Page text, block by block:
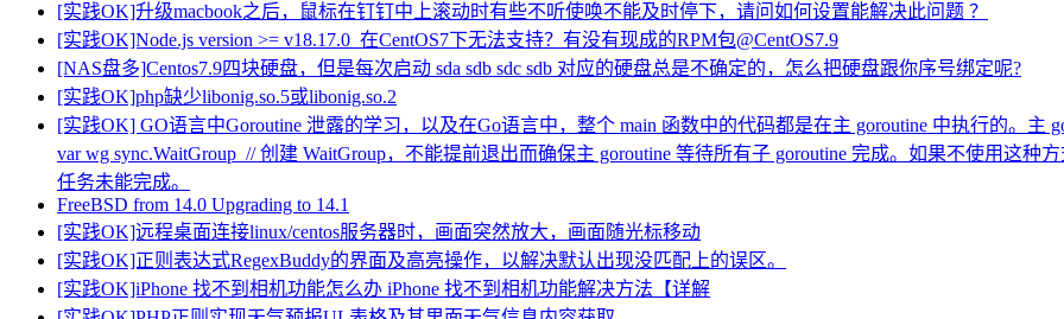
[实践OK]升级macbook之后，鼠标在钉钉中上滚动时有些不听使唤不能及时停下，请问如何设置能解决此问题 ？
[实践OK]Node.js version >= v18.17.0 在CentOS7下无法支持？有没有现成的RPM包@CentOS7.9
[NAS盘多]Centos7.9四块硬盘，但是每次启动 sda sdb sdc sdb 对应的硬盘总是不确定的，怎么把硬盘跟你序号绑定呢?
[实践OK]php缺少libonig.so.5或libonig.so.2
[实践OK] GO语言中Goroutine 泄露的学习，以及在Go语言中，整个 main 函数中的代码都是在主 goroutine 中执行的。
var wg sync.WaitGroup // 创建 WaitGroup，不能提前退出而确保主 goroutine 等待所有子 goroutine 完成。如果不使用这种
任务未能完成。
FreeBSD from 14.0 Upgrading to 14.1
[实践OK]远程桌面连接linux/centos服务器时，画面突然放大，画面随光标移动
[实践OK]正则表达式RegexBuddy的界面及高亮操作，以解决默认出现没匹配上的误区。
[实践OK]iPhone 找不到相机功能怎么办 iPhone 找不到相机功能解决方法【详解